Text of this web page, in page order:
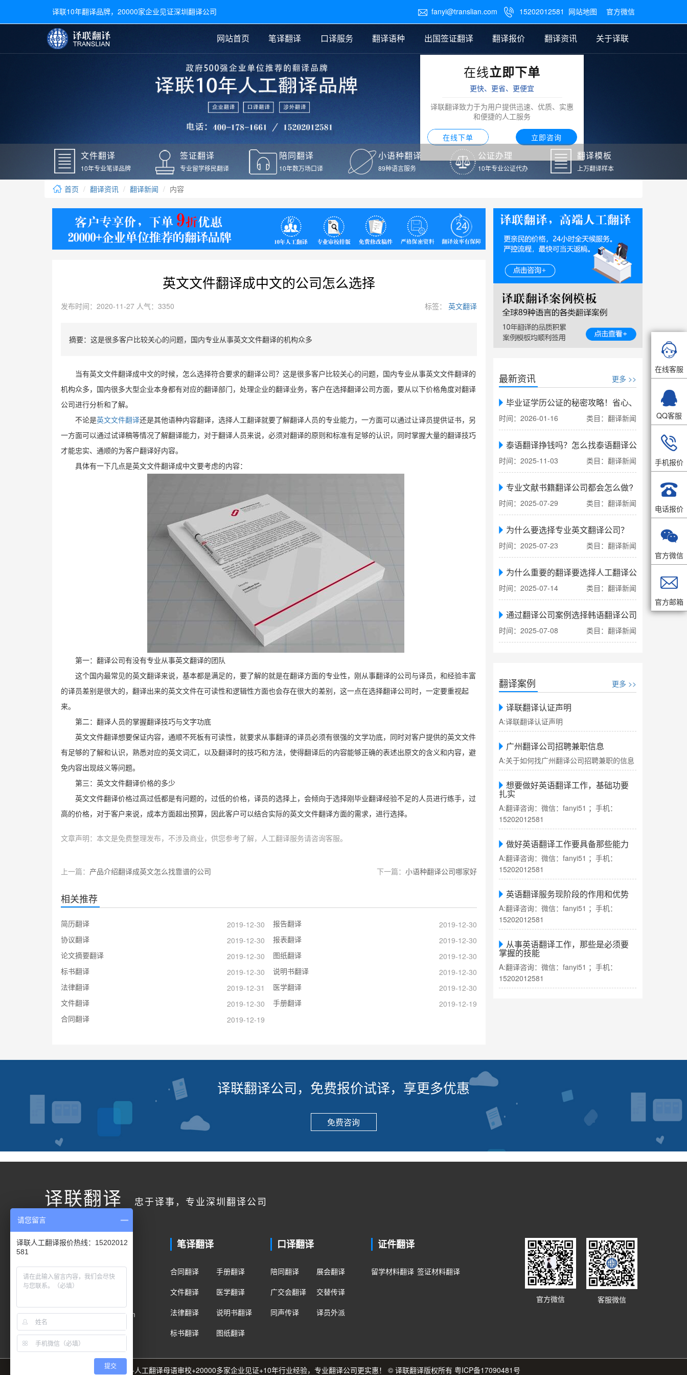
译联10年翻译品牌，20000家企业见证深圳翻译公司  fanyi@translian.com  15202012581 网站地图 官方微信
网站首页 笔译翻译
文件翻译 医学翻译 法律翻译 说明书翻译 图纸翻译
口译服务
广交会翻译 交替传译 同声传译
翻译语种
常用语种翻译
日语翻译
德语翻译
老挝语翻译 泰语翻译
葡萄牙语翻译
出国签证翻译
毕业证翻译
户口本翻译
学位证翻译
身份证翻译
签证材料翻译
银行流水翻译
驾照翻译
疫苗本翻译
新冠疫苗接种证明翻译
核酸检测报告英文版翻
译
翻译报价
笔译翻译报价
证件翻译报价
翻译资讯
公证样本
签证翻译
口译新闻
翻译新闻
关于译联
在线立即下单
更快、更省、更便宜
译联翻译致力于为用户提供迅速、优质、实惠
和便捷的人工服务
在线下单 立即咨询
文件翻译
10年专业笔译品牌
签证翻译
专业留学移民翻译
陪同翻译
10年数万场口译
小语种翻译
89种语言服务
公证办理
10年专业公证代办
翻译模板
上万翻译样本
首页 翻译资讯 翻译新闻 内容
英文文件翻译成中文的公司怎么选择
发布时间：2020-11-27 人气：3350 标签： 英文翻译
摘要：这是很多客户比较关心的问题，国内专业从事英文文件翻译的机构众多
当有英文文件翻译成中文的时候，怎么选择符合要求的翻译公司？这是很多客户比较关心的问题，国内专业从事英文文件翻译的
机构众多，国内很多大型企业本身都有对应的翻译部门，处理企业的翻译业务，客户在选择翻译公司方面，要从以下价格角度对翻译
公司进行分析和了解。
不论是英文文件翻译还是其他语种内容翻译，选择人工翻译就要了解翻译人员的专业能力，一方面可以通过让译员提供证书，另
一方面可以通过试译稿等情况了解翻译能力，对于翻译人员来说，必须对翻译的原则和标准有足够的认识，同时掌握大量的翻译技巧
才能忠实、通顺的为客户翻译好内容。
具体有一下几点是英文文件翻译成中文要考虑的内容：
第一：翻译公司有没有专业从事英文翻译的团队
这个国内最常见的英文翻译来说，基本都是满足的，要了解的就是在翻译方面的专业性，刚从事翻译的公司与译员，和经验丰富
的译员差别是很大的，翻译出来的英文文件在可读性和逻辑性方面也会存在很大的差别，这一点在选择翻译公司时，一定要重视起
来。
第二：翻译人员的掌握翻译技巧与文字功底
英文文件翻译想要保证内容，通顺不死板有可读性，就要求从事翻译的译员必须有很强的文学功底，同时对客户提供的英文文件
有足够的了解和认识，熟悉对应的英文词汇，以及翻译时的技巧和方法，使得翻译后的内容能够正确的表述出原文的含义和内容，避
免内容出现歧义等问题。
第三：英文文件翻译价格的多少
英文文件翻译价格过高过低都是有问题的，过低的价格，译员的选择上，会倾向于选择刚毕业翻译经验不足的人员进行练手，过
高的价格，对于客户来说，成本方面超出预算，因此客户可以结合实际的英文文件翻译方面的需求，进行选择。
文章声明：本文是免费整理发布，不涉及商业，供您参考了解，人工翻译服务请咨询客服。
上一篇： 产品介绍翻译成英文怎么找靠谱的公司 下一篇： 小语种翻译公司哪家好
相关推荐
简历翻译 2019-12-30 报告翻译
2019-12-30
协议翻译
2019-12-30 报表翻译
2019-12-30
论文摘要翻译
2019-12-30 图纸翻译
2019-12-30
标书翻译
2019-12-30 说明书翻译
2019-12-30
法律翻译
2019-12-31 医学翻译
2019-12-30
文件翻译
2019-12-30 手册翻译
2019-12-19
合同翻译
2019-12-19
最新资讯 更多 >>
毕业证学历公证的秘密攻略！省心、省力、省时
时间：2026-01-16 类目：翻译新闻
泰语翻译挣钱吗？怎么找泰语翻译公司翻译
时间：2025-11-03 类目：翻译新闻
专业文献书籍翻译公司都会怎么做?
时间：2025-07-29 类目：翻译新闻
为什么要选择专业英文翻译公司？
时间：2025-07-23 类目：翻译新闻
为什么重要的翻译要选择人工翻译公司
时间：2025-07-14 类目：翻译新闻
通过翻译公司案例选择韩语翻译公司
时间：2025-07-08 类目：翻译新闻
翻译案例 更多 >>
译联翻译认证声明
A:译联翻译认证声明
广州翻译公司招聘兼职信息
A:关于如何找广州翻译公司招聘兼职的信息
想要做好英语翻译工作，基础功要
扎实
A:翻译咨询：微信：fanyi51 ；手机：
15202012581
做好英语翻译工作要具备那些能力
A:翻译咨询：微信：fanyi51 ；手机：
15202012581
英语翻译服务现阶段的作用和优势
A:翻译咨询：微信：fanyi51 ；手机：
15202012581
从事英语翻译工作，那些是必须要
掌握的技能
A:翻译咨询：微信：fanyi51 ；手机：
15202012581
译联翻译公司，免费报价试译，享更多优惠
免费咨询
译联翻译 忠于译事，专业深圳翻译公司
联系我们
客户服务
400电话：400-178-1661
Email：fanyi@translian.com
笔译翻译
合同翻译
手册翻译
文件翻译
医学翻译
法律翻译
说明书翻译
标书翻译
图纸翻译
口译翻译
陪同翻译
展会翻译
广交会翻译
交替传译
同声传译
译员外派
证件翻译
留学材料翻译 签证材料翻译
客服微信
官方微信
89种语言+8000名译员团队+人工翻译母语审校+20000多家企业见证+10年行业经验，专业翻译公司更实惠！ © 译联翻译版权所有 粤ICP备17090481号

在线客服

QQ客服

手机报价

电话报价

官方微信

官方邮箱
请您留言
译联人工翻译报价热线：15202012
581
提交